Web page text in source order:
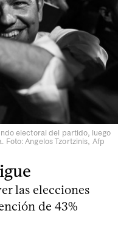
electoral del partido, luego
Foto: Angelos Tzortzinis, Afp
las elecciones
de 43%